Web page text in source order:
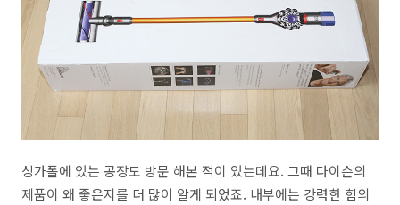
싱가폴에 있는 공장도 방문 해본 적이 있는데요. 그때 다이슨의
제품이 왜 좋은지를 더 많이 알게 되었죠. 내부에는 강력한 힘의